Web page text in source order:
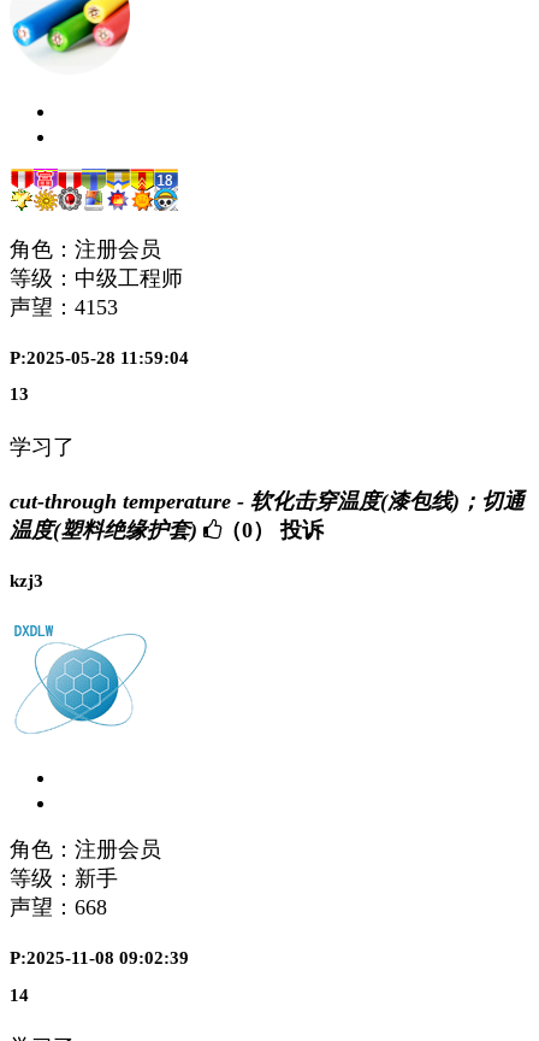
角色：注册会员
等级：中级工程师
声望： 4153
P:2025-05-28 11:59:04
13
学习了
cut-through temperature - 软化击穿温度(漆包线)；切通
温度(塑料绝缘护套)
（0） 投诉
kzj3
角色：注册会员
等级：新手
声望： 668
P:2025-11-08 09:02:39
14